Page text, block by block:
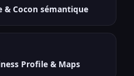
& Cocon sémantique
Profile & Maps